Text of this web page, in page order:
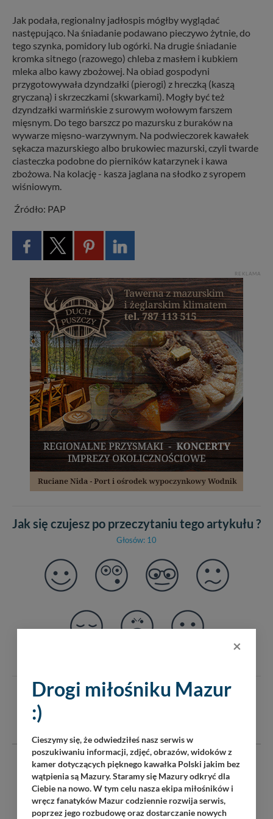
Jak podała, regionalny jadłospis mógłby wyglądać
następująco. Na śniadanie podawano pieczywo żytnie, do
tego szynka, pomidory lub ogórki. Na drugie śniadanie
kromka sitnego (razowego) chleba z masłem i kubkiem
mleka albo kawy zbożowej. Na obiad gospodyni
przygotowywała dzyndzałki (pierogi) z hreczką (kaszą
gryczaną) i skrzeczkami (skwarkami). Mogły być też
dzyndzałki warmińskie z surowym wołowym farszem
mięsnym. Do tego barszcz po mazursku z buraków na
wywarze mięsno-warzywnym. Na podwieczorek kawałek
sękacza mazurskiego albo brukowiec mazurski, czyli twarde
ciasteczka podobne do pierników katarzynek i kawa
zbożowa. Na kolację - kasza jaglana na słodko z syropem
wiśniowym.
Źródło: PAP
REKLAMA
Jak się czujesz po przeczytaniu tego artykułu ?
Głosów: 10
KOMENTARZE (0)
Serwis mazury24.eu nie ponosi odpowiedzialności za treść
komentarzy i opinii. Prosimy o zamieszczanie komentarzy
dotyczących danej tematyki dyskusji. Wpisy niezwiązane z
tematem, wulgarne, obraźliwe, naruszające prawo będą
usuwane.
×
Drogi miłośniku Mazur
:)
Cieszymy się, że odwiedziłeś nasz serwis w
poszukiwaniu informacji, zdjęć, obrazów, widoków z
kamer dotyczących pięknego kawałka Polski jakim bez
wątpienia są Mazury. Staramy się Mazury odkryć dla
Ciebie na nowo. W tym celu nasza ekipa miłośników i
wręcz fanatyków Mazur codziennie rozwija serwis,
poprzez jego rozbudowę oraz dostarczanie nowych